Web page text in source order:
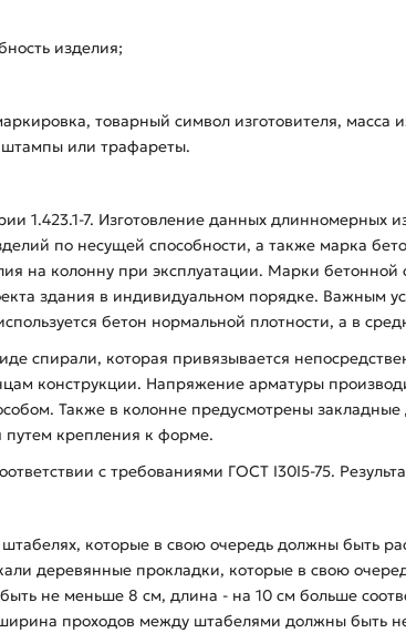
изделия;
товарный символ изготовителя,
штампы или трафареты.
1.423.1-7. Изготовление данных длинномерных
по несущей способности, а также марка
на колонну при эксплуатации. Марки бетонной
здания в индивидуальном порядке. Важным
бетон нормальной плотности, а в
спирали, которая привязывается
конструкции. Напряжение арматуры
Также в колонне предусмотрены
путем крепления к форме.
с требованиями ГОСТ I30I5-75.
которые в свою очередь должны быть
деревянные прокладки, которые в свою
не меньше 8 см, длина - на 10 см больше
проходов между штабелями должны быть